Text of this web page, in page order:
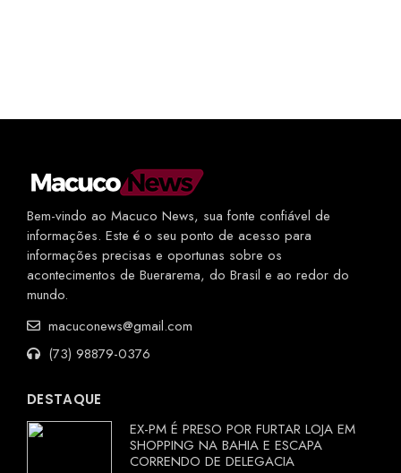
Bem-vindo ao Macuco News, sua fonte confiável de
informações. Este é o seu ponto de acesso para
informações precisas e oportunas sobre os
acontecimentos de Buerarema, do Brasil e ao redor do
mundo.
macuconews@gmail.com
(73) 98879-0376
DESTAQUE
EX-PM É PRESO POR FURTAR LOJA EM
SHOPPING NA BAHIA E ESCAPA
CORRENDO DE DELEGACIA